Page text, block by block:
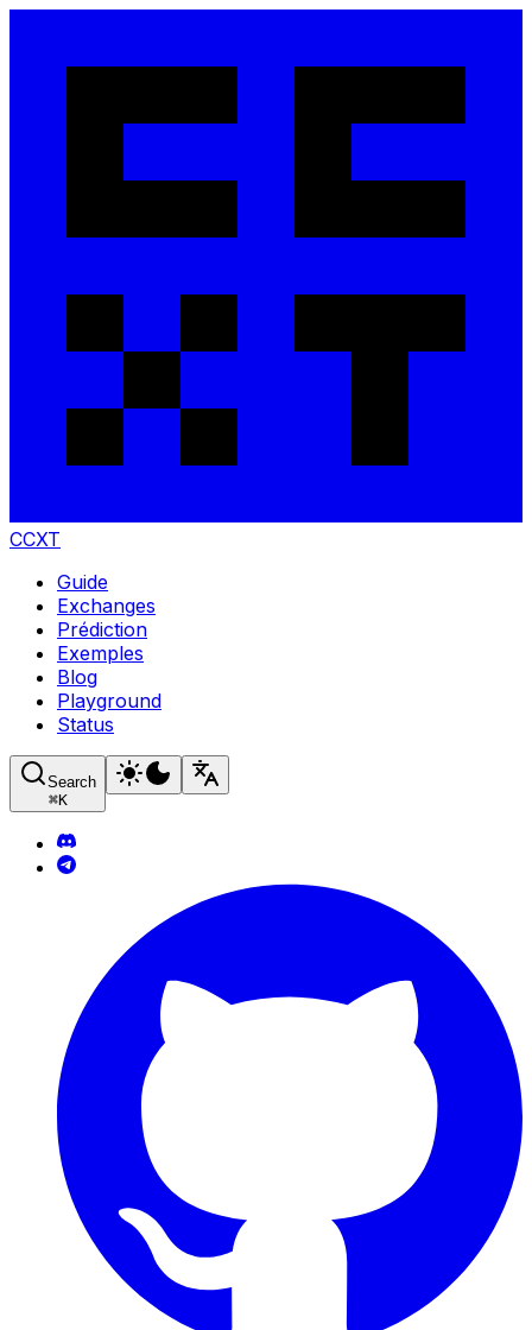
CCXT
Guide
Exchanges
Prédiction
Exemples
Blog
Playground
Status
Search
⌘K